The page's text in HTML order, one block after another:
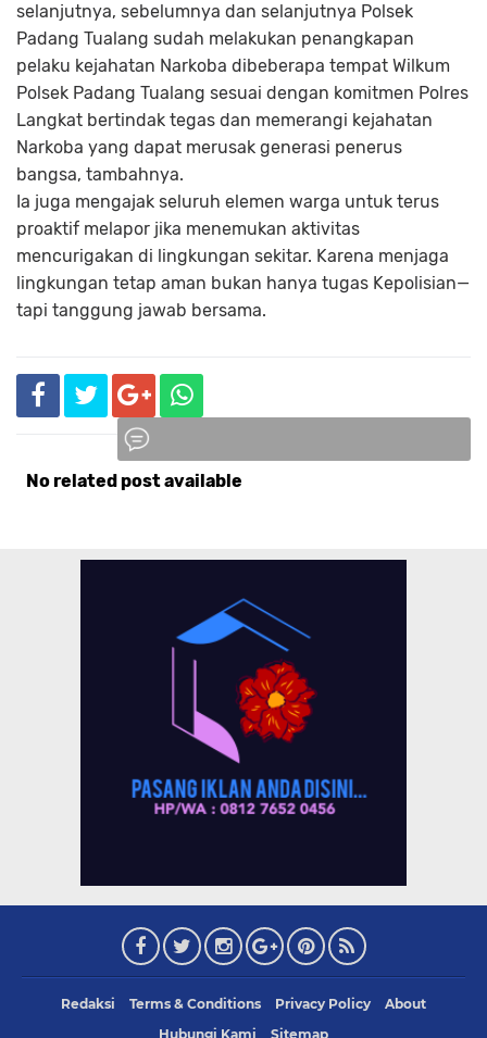
selanjutnya, sebelumnya dan selanjutnya Polsek
Padang Tualang sudah melakukan penangkapan
pelaku kejahatan Narkoba dibeberapa tempat Wilkum
Polsek Padang Tualang sesuai dengan komitmen Polres
Langkat bertindak tegas dan memerangi kejahatan
Narkoba yang dapat merusak generasi penerus
bangsa, tambahnya.
Ia juga mengajak seluruh elemen warga untuk terus
proaktif melapor jika menemukan aktivitas
mencurigakan di lingkungan sekitar. Karena menjaga
lingkungan tetap aman bukan hanya tugas Kepolisian—
tapi tanggung jawab bersama.
No related post available
Redaksi Terms & Conditions Privacy Policy
About
Hubungi Kami
Sitemap